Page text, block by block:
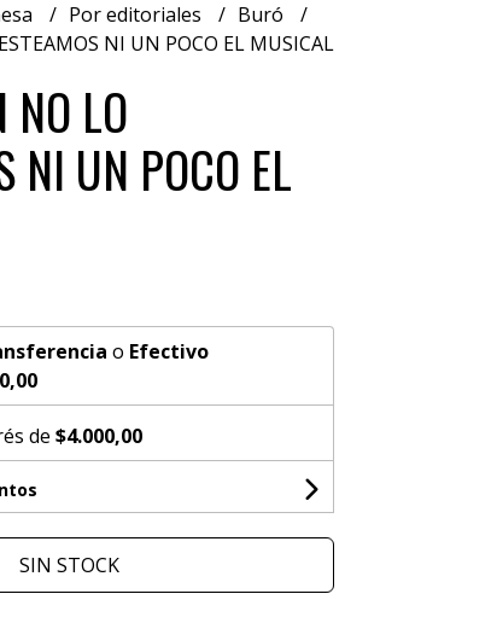
Por editoriales
Buró
NI UN POCO EL MUSICAL
NO LO
NI UN POCO EL
o Efectivo
de $4.000,00
SIN STOCK